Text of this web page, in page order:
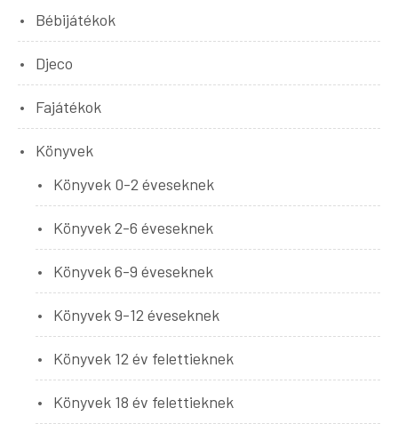
Bébijátékok
Djeco
Fajátékok
Könyvek
Könyvek 0-2 éveseknek
Könyvek 2-6 éveseknek
Könyvek 6-9 éveseknek
Könyvek 9-12 éveseknek
Könyvek 12 év felettieknek
Könyvek 18 év felettieknek